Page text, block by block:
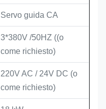
Servo guida CA
3*380V /50HZ ((o
come richiesto)
220V AC / 24V DC (o
come richiesto)